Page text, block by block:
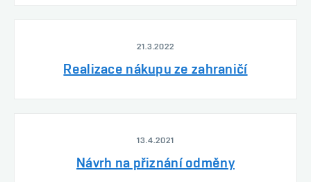
21.3.2022
Realizace nákupu ze zahraničí
13.4.2021
Návrh na přiznání odměny